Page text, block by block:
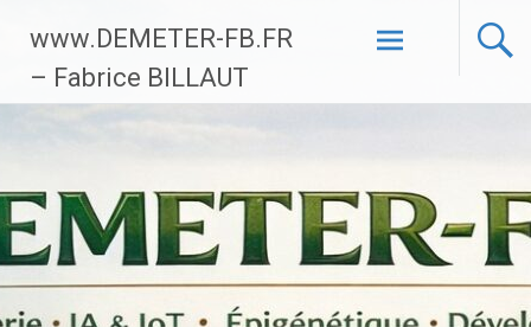
contenu
principal
www.DEMETER-FB.FR
– Fabrice BILLAUT